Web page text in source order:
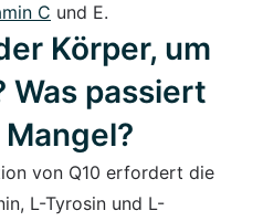
C und E.
Körper, um
Was passiert
von Q10 erfordert die
L-Tyrosin und L-